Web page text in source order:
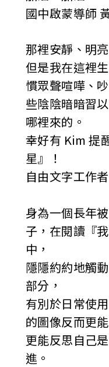
國中啟蒙導師
那裡安靜、明
但是我在這裡
慣眾聲喧嘩、
些陰陰暗暗習
哪裡來的。
幸好有 Kim 提
星』！
自由文字工作
身為一個長年
子，在閱讀『
中，
隱隱約約地觸
部分，
有別於日常使
的圖像反而更
更能反思自己
進。